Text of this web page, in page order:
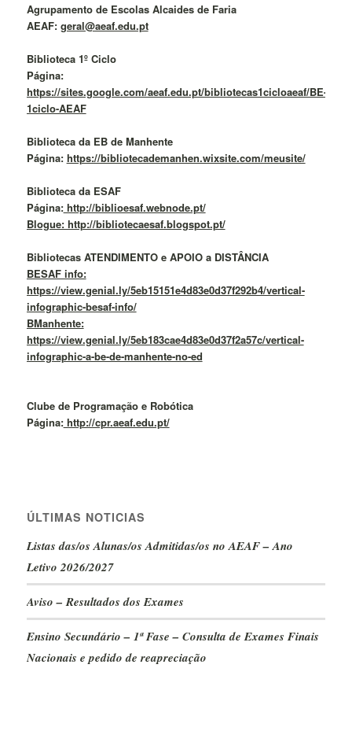
Agrupamento de Escolas Alcaides de Faria
AEAF: geral@aeaf.edu.pt
Biblioteca 1º Ciclo
Página:
https://sites.google.com/aeaf.edu.pt/bibliotecas1cicloaeaf/BE-
1ciclo-AEAF
Biblioteca da EB de Manhente
Página: https://bibliotecademanhen.wixsite.com/meusite/
Biblioteca da ESAF
Página:http://biblioesaf.webnode.pt/
Blogue: http://bibliotecaesaf.blogspot.pt/
Bibliotecas ATENDIMENTO e APOIO a DISTÂNCIA
BESAF info:
https://view.genial.ly/5eb15151e4d83e0d37f292b4/vertical-
infographic-besaf-info/
BManhente:
https://view.genial.ly/5eb183cae4d83e0d37f2a57c/vertical-
infographic-a-be-de-manhente-no-ed
Clube de Programação e Robótica
Página:http://cpr.aeaf.edu.pt/
ÚLTIMAS NOTICIAS
Listas das/os Alunas/os Admitidas/os no AEAF – Ano
Letivo 2026/2027
Aviso – Resultados dos Exames
Ensino Secundário – 1ª Fase – Consulta de Exames Finais
Nacionais e pedido de reapreciação